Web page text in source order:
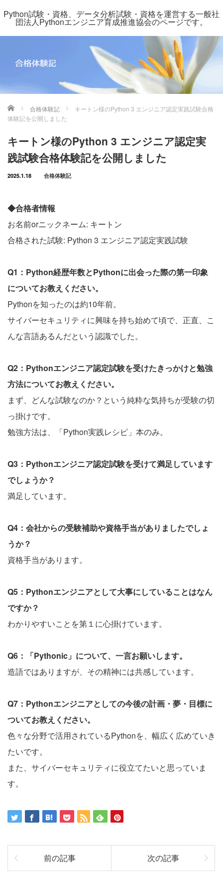
Python試験・資格、データ分析試験・資格を運営する一般社
団法人Pythonエンジニア育成推進協会のページです。
ホーム 合格体験記
キートン様のPython 3 エンジニア認定実践試験合格
体験記を公開しました
キートン様のPython 3 エンジニア認定実
践試験合格体験記を公開しました
2025.1.18 合格体験記
◆合格者情報
お名前orニックネーム: キートン
合格された試験: Python 3 エンジニア認定実践試験
Q1：Python経歴年数とPythonに出会った際の第一印象
についてお教えください。
Pythonを知ったのは約10年前。
サイバーセキュリティに興味を持ち始めて頃で、正直、こ
んな言語あるんだという認識でした。
Q2：Pythonエンジニア認定試験を受けたきっかけと勉強
方法についてお教えください。
まず、どんな試験なのか？という純粋な気持ちが受験の切
っ掛けです。
勉強方法は、「Python実践レシピ」本のみ。
Q3：Pythonエンジニア認定試験を受けて満足しています
でしょうか？
満足しています。
Q4：会社からの受験補助や資格手当がありましたでしょ
うか？
資格手当があります。
Q5：Pythonエンジニアとして大事にしていることはなん
ですか？
わかりやすいことを第１に心掛けています。
Q6：「Pythonic」について、一言お願いします。
造語ではありますが、その精神には共感しています。
Q7：Pythonエンジニアとしての今後の計画・夢・目標に
ついてお教えください。
色々な分野で活用されているPythonを、幅広く広めていき
たいです。
また、サイバーセキュリティに役立てたいと思っていま
す。
前の記事 次の記事